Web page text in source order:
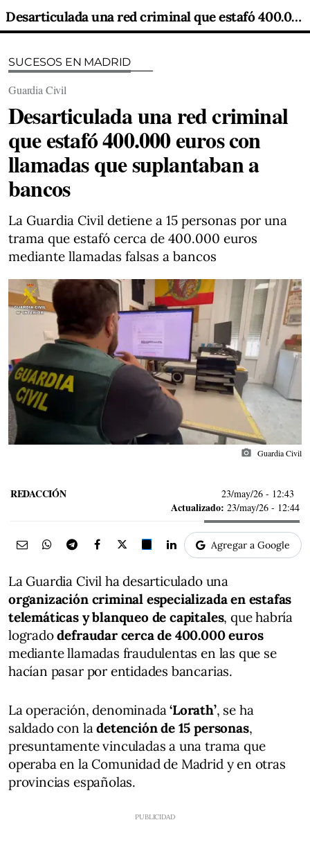
Desarticulada una red criminal que estafó 400.000 euros con llamadas que suplantaban a bancos
SUCESOS EN MADRID
Guardia Civil
Desarticulada una red criminal
que estafó 400.000 euros con
llamadas que suplantaban a
bancos
La Guardia Civil detiene a 15 personas por una
trama que estafó cerca de 400.000 euros
mediante llamadas falsas a bancos
photo_camera Guardia Civil
REDACCIÓN 23/may/26 - 12:43
Actualizado: 23/may/26 - 12:44
Agregar a Google
La Guardia Civil ha desarticulado una
organización criminal especializada en estafas
telemáticas y blanqueo de capitales, que habría
logradodefraudar cerca de 400.000 euros
mediante llamadas fraudulentas en las que se
hacían pasar por entidades bancarias.
La operación, denominada‘Lorath’, se ha
saldado con ladetención de 15 personas,
presuntamente vinculadas a una trama que
operaba en la Comunidad de Madrid y en otras
provincias españolas.